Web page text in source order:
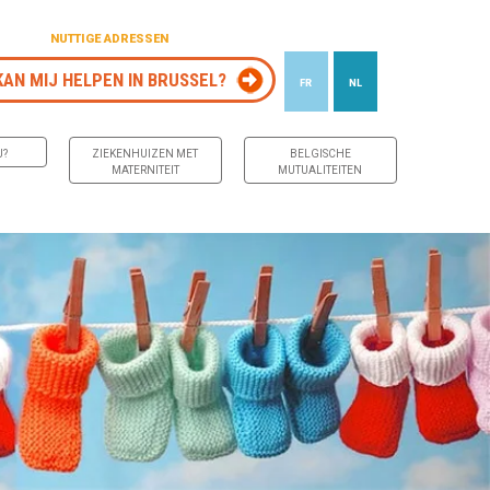
NUTTIGE ADRESSEN
MIJ HELPEN IN BRUSSEL? FR NL
ZIEKENHUIZEN MET
MATERNITEIT
BELGISCHE
MUTUALITEITEN